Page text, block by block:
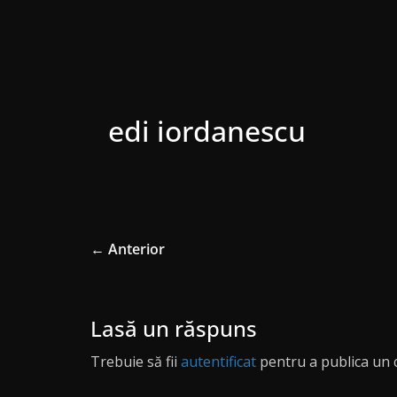
edi iordanescu
← Anterior
Lasă un răspuns
Trebuie să fii autentificat pentru a publica un